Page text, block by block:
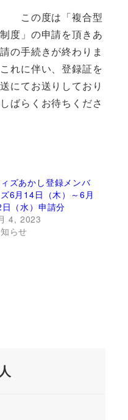
複合型
度」の申請を頂きあ
の手続きが終わりま
れに伴い、登録証を
にてお送りしており
ばらくお待ちくださ
ズあかし登録メンバ
6月14日（木）～6月
（水）申請分
4, 2023
らせ